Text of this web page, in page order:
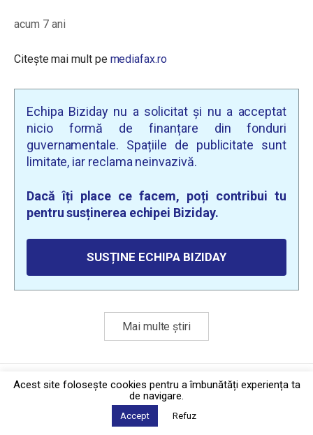
acum 7 ani
Citește mai mult pe mediafax.ro
Echipa Biziday nu a solicitat și nu a acceptat
nicio formă de finanțare din fonduri
guvernamentale. Spațiile de publicitate sunt
limitate, iar reclama neinvazivă.
Dacă îți place ce facem, poți contribui tu
pentru susținerea echipei Biziday.
SUSȚINE ECHIPA BIZIDAY
Mai multe știri
Politica de confidențialitate·Contact
2026 © Biziday
Acest site foloseşte cookies pentru a îmbunătăți experiența ta
de navigare.
Accept Refuz